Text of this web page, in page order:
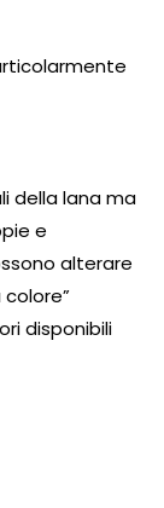
della lana ma
e
alterare
colore”
disponibili